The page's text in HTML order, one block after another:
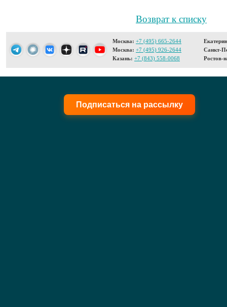
Возврат к списку
Москва: +7 (495) 665-2644
Москва: +7 (495) 926-2644
Казань: +7 (843) 558-0068
Санкт-
Ростов-
Подписаться на рассылку